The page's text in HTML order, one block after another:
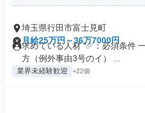
埼玉県行田市富士見町
月給25万円～36万7000円
求めている人材 "✅：必須
方（例外事由3号のイ） ...
業界未経験歓迎 +22個